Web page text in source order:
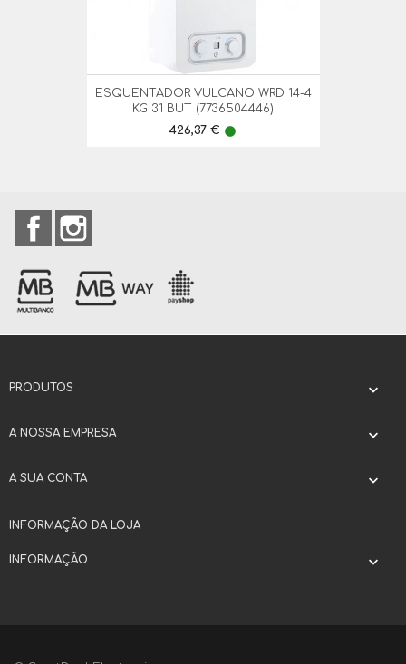
ESQUENTADOR VULCANO WRD 14-4
KG 31 BUT (7736504446)
Preço
426,37 € lens
Facebook
PRODUTOS 
A NOSSA EMPRESA 
A SUA CONTA 
INFORMAÇÃO DA LOJA
INFORMAÇÃO 